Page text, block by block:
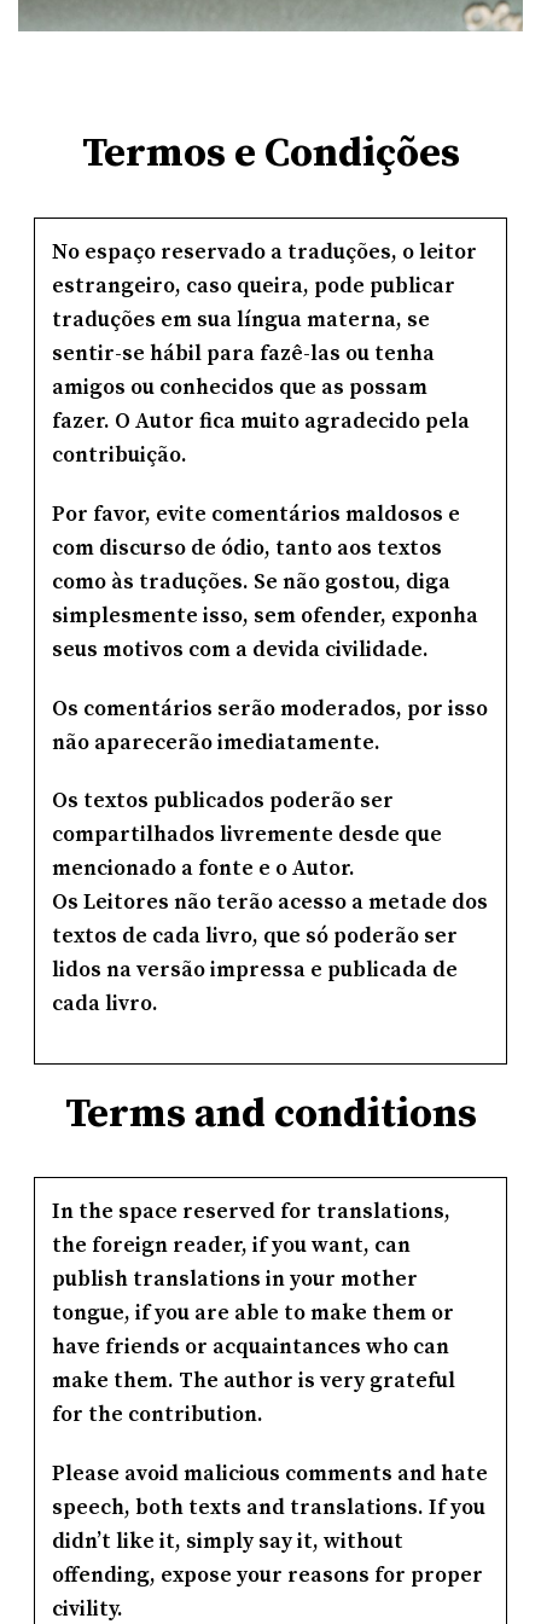
Termos e Condições
No espaço reservado a traduções, o leitor
estrangeiro, caso queira, pode publicar
traduções em sua língua materna, se
sentir-se hábil para fazê-las ou tenha
amigos ou conhecidos que as possam
fazer. O Autor fica muito agradecido pela
contribuição.
Por favor, evite comentários maldosos e
com discurso de ódio, tanto aos textos
como às traduções. Se não gostou, diga
simplesmente isso, sem ofender, exponha
seus motivos com a devida civilidade.
Os comentários serão moderados, por isso
não aparecerão imediatamente.
Os textos publicados poderão ser
compartilhados livremente desde que
mencionado a fonte e o Autor.
Os Leitores não terão acesso a metade dos
textos de cada livro, que só poderão ser
lidos na versão impressa e publicada de
cada livro.
Terms and conditions
In the space reserved for translations,
the foreign reader, if you want, can
publish translations in your mother
tongue, if you are able to make them or
have friends or acquaintances who can
make them. The author is very grateful
for the contribution.
Please avoid malicious comments and hate
speech, both texts and translations. If you
didn’t like it, simply say it, without
offending, expose your reasons for proper
civility.